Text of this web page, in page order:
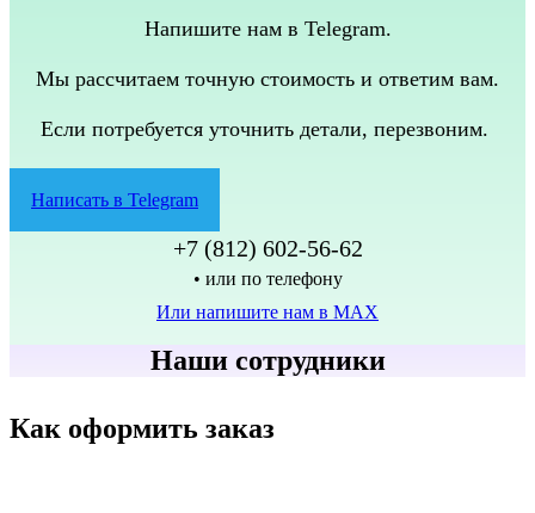
Напишите нам в Telegram.
Мы рассчитаем точную стоимость и ответим вам.
Если потребуется уточнить детали, перезвоним.
Написать в Telegram
+7 (812) 602-56-62
• или по телефону
Или напишите нам в MAX
Наши сотрудники
Как оформить заказ